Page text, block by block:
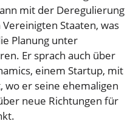
mit der Deregulierung
Staaten, was
Planung unter
Er sprach auch über
einem Startup, mit
er seine ehemaligen
neue Richtungen für